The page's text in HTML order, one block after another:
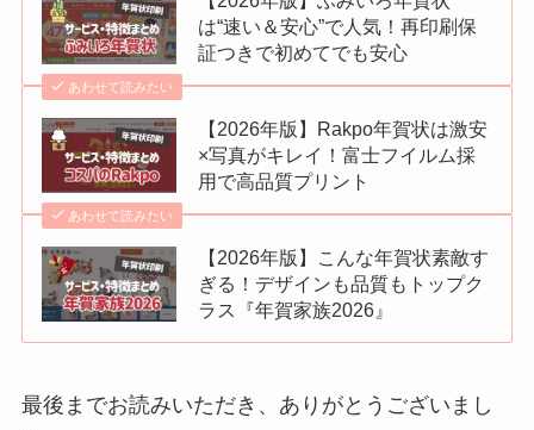
は“速い＆安心”で人気！再印刷保
証つきで初めてでも安心
あわせて読みたい
【2026年版】Rakpo年賀状は激安
×写真がキレイ！富士フイルム採
用で高品質プリント
あわせて読みたい
【2026年版】こんな年賀状素敵す
ぎる！デザインも品質もトップク
ラス『年賀家族2026』
最後までお読みいただき、ありがとうございまし